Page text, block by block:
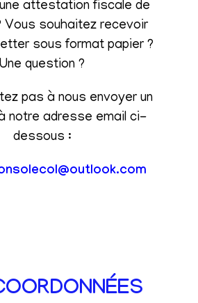
attestation fiscale de
Vous souhaitez recevoir
sous format papier ?
Une question ?
pas à nous envoyer un
notre adresse email ci-
dessous :